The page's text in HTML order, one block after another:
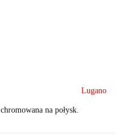
Lugano
na połysk.